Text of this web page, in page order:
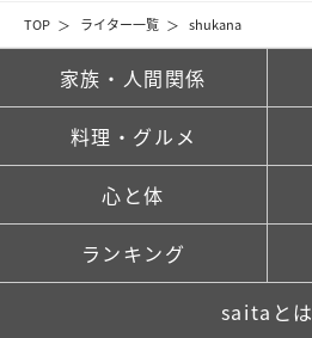
TOP ライター一覧 shukana
家族・人間関係
料理・グルメ
心と体
ランキング
saitaとは